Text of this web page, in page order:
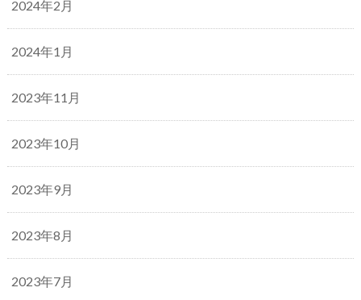
2024年2月
2024年1月
2023年11月
2023年10月
2023年9月
2023年8月
2023年7月